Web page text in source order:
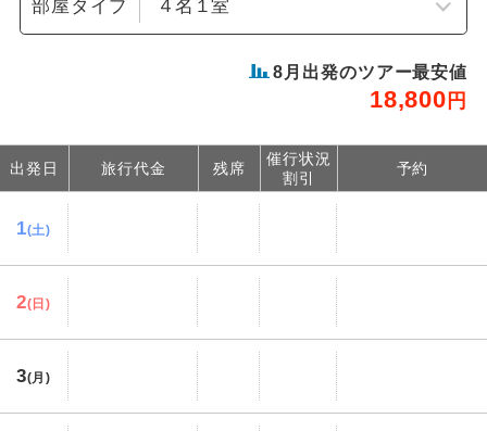
部屋タイプ
8 月出発のツアー最安値
18,800 円
出発日 旅行代金 残席
催行状況
割引
予約
1(土)
2(日)
3(月)